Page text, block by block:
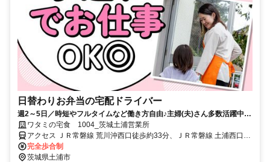
日替わりお弁当の宅配ドライバー
週2～5日／時短やフルタイムなど働き方自由♪主婦(夫)さん多数活躍中！
サポート体制バッチリなのでお子さんの行事でのお休みなども取りやす
い◎
ワタミの宅食 1004_茨城土浦営業所
アクセス ＪＲ常磐線 荒川沖西口徒歩約33分、ＪＲ常磐線 土浦西口徒
歩約61分、ＪＲ常磐線 ひたち野うしく西口徒歩約66分
完全歩合制
茨城県土浦市